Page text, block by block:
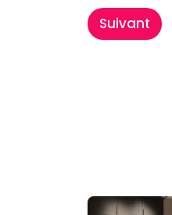
Suivant